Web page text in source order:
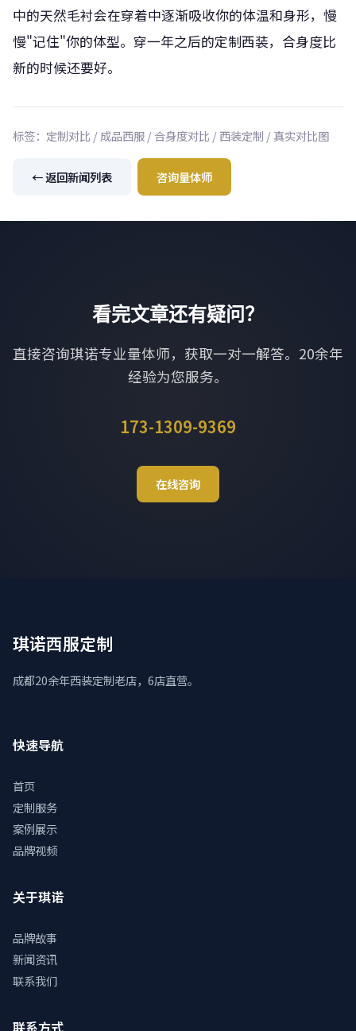
中的天然毛衬会在穿着中逐渐吸收你的体温和身形，慢
慢"记住"你的体型。穿一年之后的定制西装，合身度比
新的时候还要好。
标签：定制对比 / 成品西服 / 合身度对比 / 西装定制 / 真实对比图
← 返回新闻列表 咨询量体师
看完文章还有疑问？
直接咨询琪诺专业量体师，获取一对一解答。20余年
经验为您服务。
173-1309-9369
在线咨询
琪诺西服定制
成都20余年西装定制老店，6店直营。
快速导航
首页
定制服务
案例展示
品牌视频
关于琪诺
品牌故事
新闻资讯
联系我们